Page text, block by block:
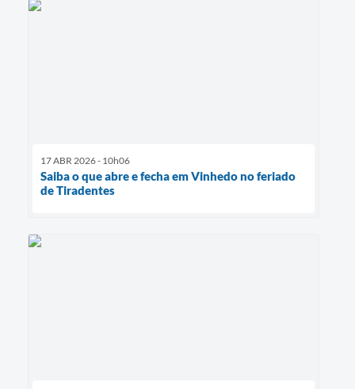
17 ABR 2026 - 10h06
Saiba o que abre e fecha em Vinhedo no feriado
de Tiradentes